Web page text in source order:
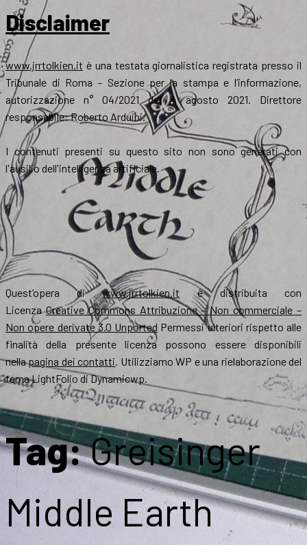
Disclaimer
www.jrrtolkien.it è una testata giornalistica registrata presso il
Tribunale di Roma - Sezione per la stampa e l’informazione,
autorizzazione n° 04/2021 del 4 agosto 2021. Direttore
responsabile: Roberto Arduini.
I contenuti presenti su questo sito non sono generati con
l'ausilio dell'intelligenza artificiale.
Quest’opera diwww.jrrtolkien.it è distribuita con
LicenzaCreative Commons Attribuzione – Non commerciale –
Non opere derivate 3.0 Unported Permessi ulteriori rispetto alle
finalità della presente licenza possono essere disponibili
nellapagina dei contatti. Utilizziamo WP e una rielaborazione del
tema LightFolio di Dynamicwp.
Tag:Greisinger
Middle Earth